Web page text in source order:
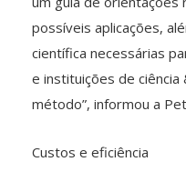
possíveis aplicações,
científica necessárias
e instituições de
método”, informou a
Custos e eficiência